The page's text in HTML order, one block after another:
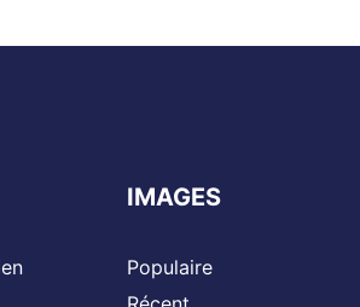
IMAGES
Populaire